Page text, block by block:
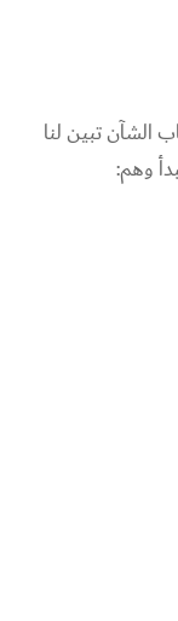
الشآن تبين لنا